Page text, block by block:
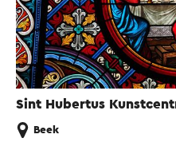
Sint Hubertus
Beek